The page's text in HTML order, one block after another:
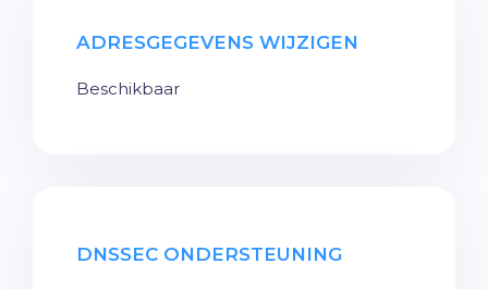
ADRESGEGEVENS WIJZIGEN
Beschikbaar
DNSSEC ONDERSTEUNING